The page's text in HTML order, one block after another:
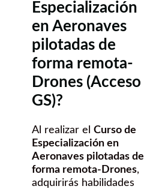
Especialización
en Aeronaves
pilotadas de
forma remota-
Drones (Acceso
GS)?
Al realizar el Curso de
Especialización en
Aeronaves pilotadas de
forma remota-Drones,
adquirirás habilidades